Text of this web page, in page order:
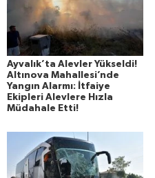
Ayvalık’ta Alevler Yükseldi!
Altınova Mahallesi’nde
Yangın Alarmı: İtfaiye
Ekipleri Alevlere Hızla
Müdahale Etti!